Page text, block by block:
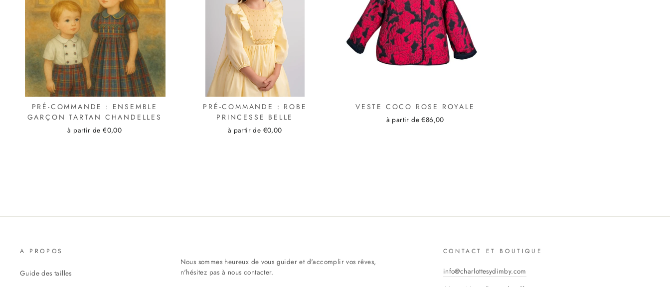
PRÉ-COMMANDE : ENSEMBLE
GARÇON TARTAN CHANDELLES
à partir de €0,00
PRÉ-COMMANDE : ROBE
PRINCESSE BELLE
à partir de €0,00
VESTE COCO ROSE ROYALE
à partir de €86,00
A PROPOS
Guide des tailles
Nous sommes heureux de vous guider et d'accomplir vos rêves,
n'hésitez pas à nous contacter.
CONTACT ET BOUTIQUE
info@charlottesydimby.com